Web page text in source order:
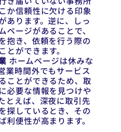
か信頼性に欠ける印象
あります。逆に、しっ
ページがあることで、
抱き、依頼を行う際の
とができます。
ホームページは休みな
業時間外でもサービス
ことができるため、取
必要な情報を見つけや
とえば、深夜に取引先
探しているとき、その
利便性が高まります。